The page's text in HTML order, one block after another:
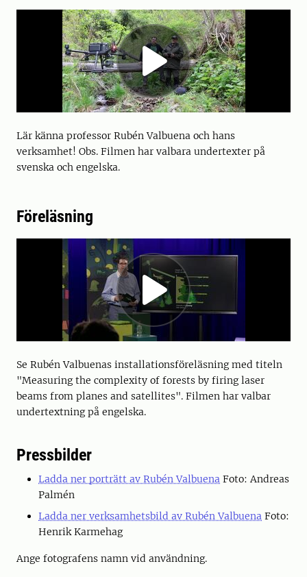
Lär känna professor Rubén Valbuena och hans
verksamhet! Obs. Filmen har valbara undertexter på
svenska och engelska.
Föreläsning
Se Rubén Valbuenas installationsföreläsning med titeln
"Measuring the complexity of forests by firing laser
beams from planes and satellites". Filmen har valbar
undertextning på engelska.
Pressbilder
Ladda ner porträtt av Rubén Valbuena Foto: Andreas
Palmén
Ladda ner verksamhetsbild av Rubén Valbuena Foto:
Henrik Karmehag
Ange fotografens namn vid användning.